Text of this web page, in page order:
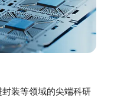
装等领域的尖端科研